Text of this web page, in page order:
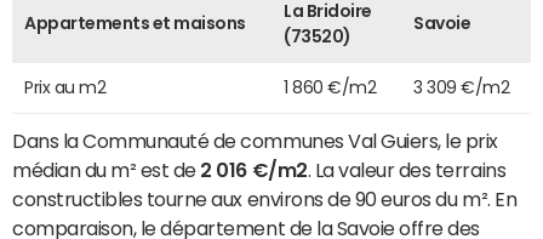
Appartements et maisons
La Bridoire
(73520)
Savoie
Prix au m2 1 860 €/m2 3 309 €/m2
Dans la Communauté de communes Val Guiers, le prix
médian du m² est de 2 016 €/m2 . La valeur des terrains
constructibles tourne aux environs de 90 euros du m². En
comparaison, le département de la Savoie offre des